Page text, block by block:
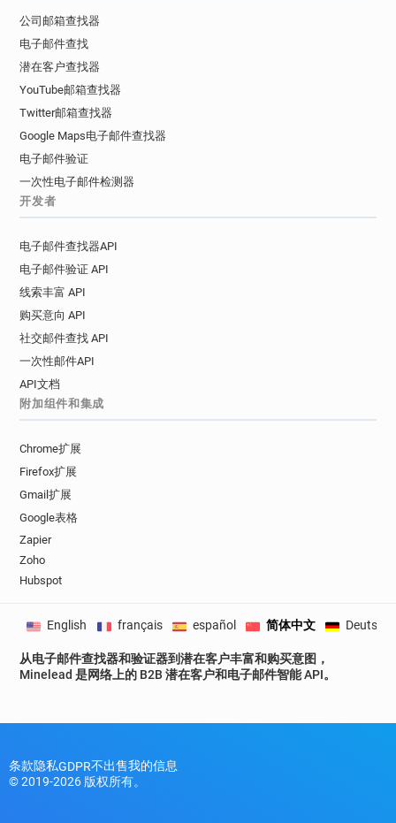
公司邮箱查找器
电子邮件查找
潜在客户查找器
YouTube邮箱查找器
Twitter邮箱查找器
Google Maps电子邮件查找器
电子邮件验证
一次性电子邮件检测器
开发者
电子邮件查找器API
电子邮件验证 API
线索丰富 API
购买意向 API
社交邮件查找 API
一次性邮件API
API文档
附加组件和集成
Chrome扩展
Firefox扩展
Gmail扩展
Google表格
Zapier
Zoho
Hubspot
从电子邮件查找器和验证器到潜在客户丰富和购买意图，
Minelead 是网络上的 B2B 潜在客户和电子邮件智能 API。
English français español 简体中文 Deutsch
条款隐私GDPR不出售我的信息
© 2019-2026 版权所有。